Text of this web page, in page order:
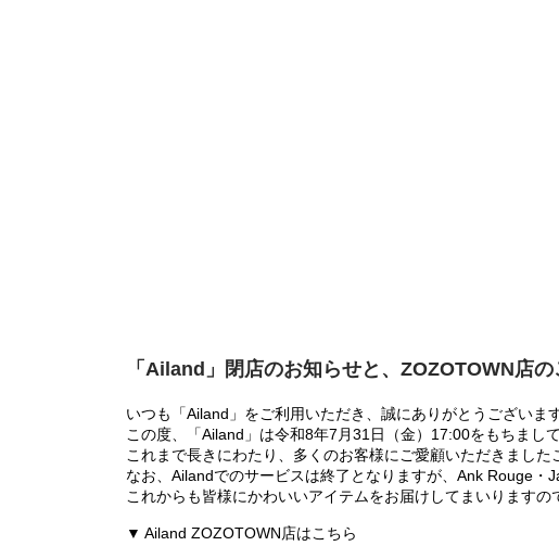
「Ailand」閉店のお知らせと、ZOZOTOWN店の
いつも「Ailand」をご利用いただき、誠にありがとうございます
この度、「Ailand」は令和8年7月31日（金）17:00をもちまし
これまで長きにわたり、多くのお客様にご愛顧いただきました
なお、Ailandでのサービスは終了となりますが、Ank Rouge
これからも皆様にかわいいアイテムをお届けしてまいります
▼ Ailand ZOZOTOWN店はこちら